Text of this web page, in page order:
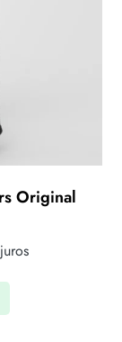
Original